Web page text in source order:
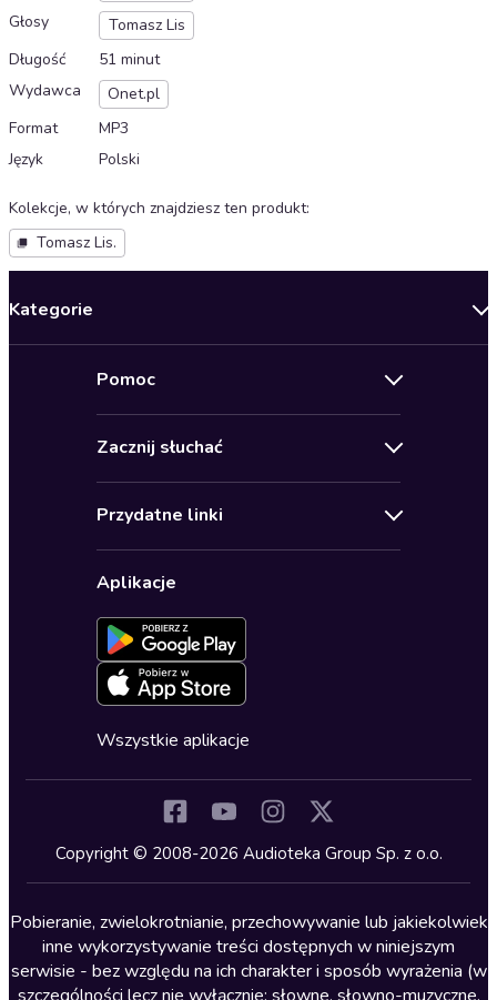
Głosy
Tomasz Lis
Długość
51 minut
Wydawca
Onet.pl
Format
MP3
Język
Polski
Kolekcje, w których znajdziesz ten produkt:
Tomasz Lis.
Kategorie
Biznes, marketing, ekonomia
Dla młodzieży
Kryminały
Lektury szkolne
Literatura anglojęzyczna
Literatura faktu
Pomoc
Pomoc
Ustawienia prywatności
Formularz zgłaszania nielegalnych treści
Deklaracja dostępności
Zacznij słuchać
Karnety
Oferta dla firm i bibliotek
Przydatne linki
Dołącz do newslettera
Blog
Zapowiedzi
Cykle audiobooków
Aplikacje
Wszystkie aplikacje
Copyright © 2008-2026 Audioteka Group Sp. z o.o.
Pobieranie, zwielokrotnianie, przechowywanie lub jakiekolwiek
inne wykorzystywanie treści dostępnych w niniejszym
serwisie - bez względu na ich charakter i sposób wyrażenia (w